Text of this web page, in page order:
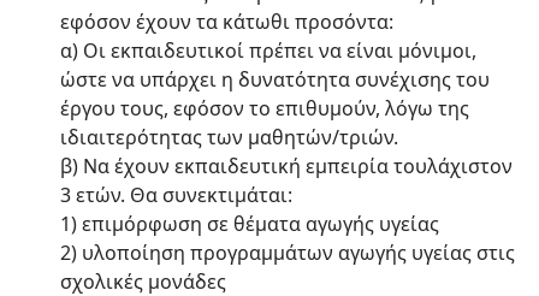
εφόσον έχουν τα κάτωθι προσόντα:
α) Οι εκπαιδευτικοί πρέπει να είναι μόνιμοι,
ώστε να υπάρχει η δυνατότητα συνέχισης του
έργου τους, εφόσον το επιθυμούν, λόγω της
ιδιαιτερότητας των μαθητών/τριών.
β) Να έχουν εκπαιδευτική εμπειρία τουλάχιστον
3 ετών. Θα συνεκτιμάται:
1) επιμόρφωση σε θέματα αγωγής υγείας
2) υλοποίηση προγραμμάτων αγωγής υγείας στις
σχολικές μονάδες